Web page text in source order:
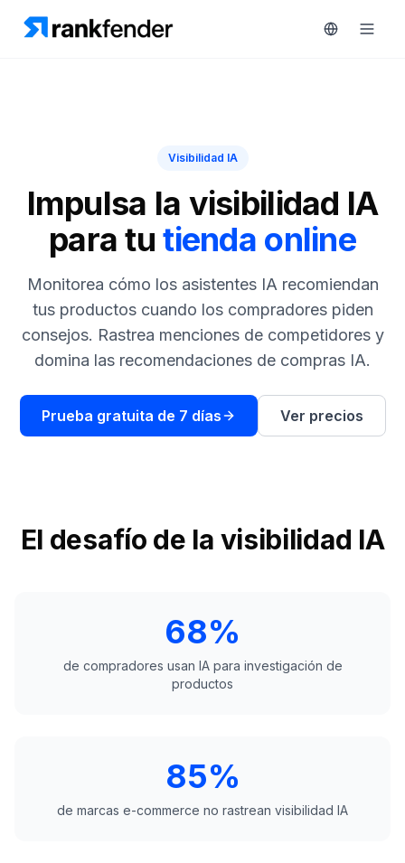
Engine
Seguimiento
competidores
Inteligencia
Content
Soluciones
Recursos
Herramientas
gratuitas
Precios
demo
Visibilidad IA
Impulsa la visibilidad IA
para tu tienda online
Monitorea cómo los asistentes IA recomiendan
tus productos cuando los compradores piden
consejos. Rastrea menciones de competidores y
domina las recomendaciones de compras IA.
Prueba gratuita de 7 días Ver precios
El desafío de la visibilidad IA
68%
de compradores usan IA para investigación de
productos
85%
de marcas e-commerce no rastrean visibilidad IA